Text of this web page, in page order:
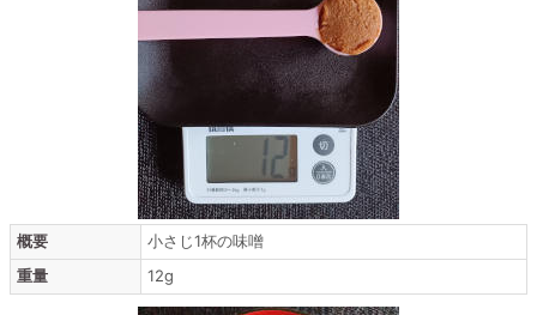
概要
小さじ1杯の味噌
重量
12g